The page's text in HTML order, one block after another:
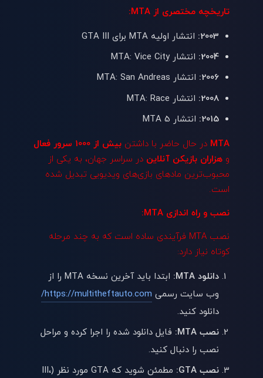
تاریخچه مختصری از MTA:
2003: انتشار اولیه MTA برای GTA III
2004: انتشار MTA: Vice City
2006: انتشار MTA: San Andreas
2008: انتشار MTA: Race
2015: انتشار MTA 5
MTA در حال حاضر با داشتن بیش از 1000 سرور فعال
و هزاران بازیکن آنلاین در سراسر جهان، به یکی از
محبوب‌ترین مادهای بازی‌های ویدیویی تبدیل شده
است.
نصب و راه اندازی MTA:
نصب MTA فرآیندی ساده است که به چند مرحله
کوتاه نیاز دارد:
دانلود MTA:
ابتدا باید آخرین نسخه MTA را از
وب سایت رسمی https://multitheftauto.com/
دانلود کنید.
نصب MTA:
فایل دانلود شده را اجرا کرده و مراحل
نصب را دنبال کنید.
نصب GTA:
مطمئن شوید که GTA مورد نظر (III،